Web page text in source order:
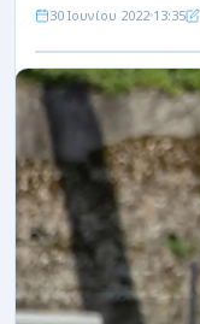
ΕΙΔΗΣΕΙΣ
ΑΡΘΡΟΓΡΑΦΙΕΣ
ΡΟΗ
30 Ιουνίου 2022 13:35